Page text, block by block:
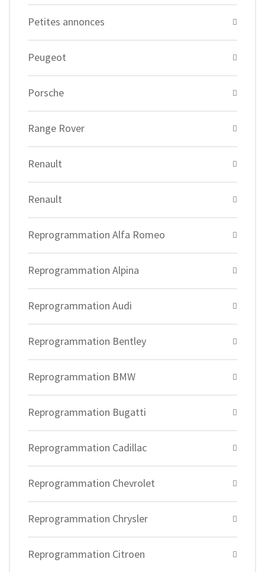
Petites annonces
Peugeot
Porsche
Range Rover
Renault
Renault
Reprogrammation Alfa Romeo
Reprogrammation Alpina
Reprogrammation Audi
Reprogrammation Bentley
Reprogrammation BMW
Reprogrammation Bugatti
Reprogrammation Cadillac
Reprogrammation Chevrolet
Reprogrammation Chrysler
Reprogrammation Citroen